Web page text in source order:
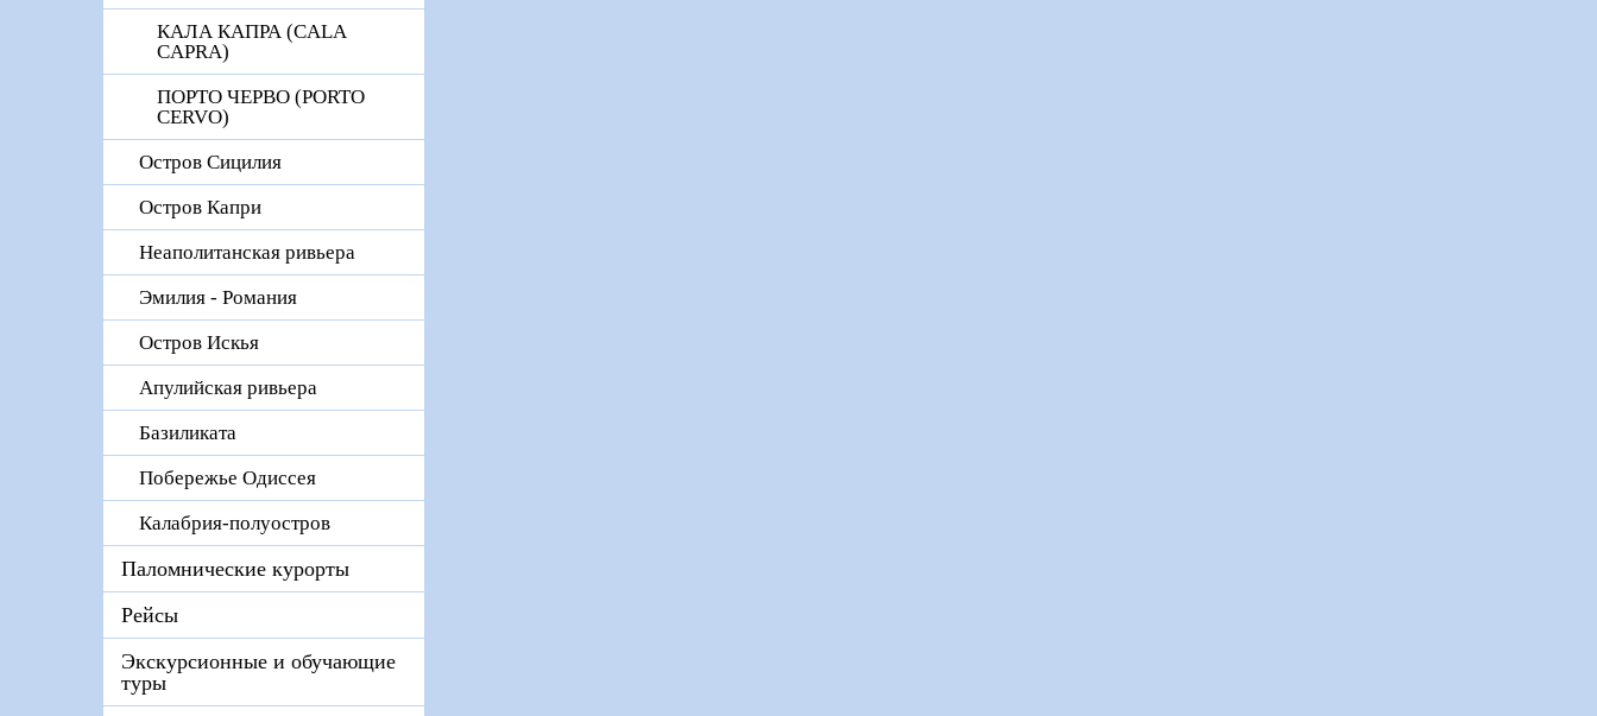
КАЛА КАПРА (CALA
CAPRA)
ПОРТО ЧЕРВО (PORTO
CERVO)
Остров Сицилия
Остров Капри
Неаполитанская ривьера
Эмилия - Романия
Остров Искья
Апулийская ривьера
Базиликата
Побережье Одиссея
Калабрия-полуостров
Паломнические курорты
Рейсы
Экскурсионные и обучающие
туры